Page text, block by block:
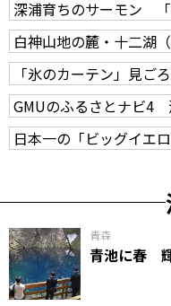
深浦育ちのサーモン
白神山地の麓・十二湖
「氷のカーテン」見ご
GMUのふるさとナビ4
日本一の「ビッグイエ
青森
青池に春